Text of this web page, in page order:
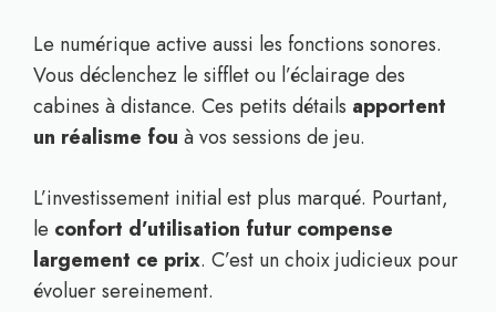
Le numérique active aussi les fonctions sonores.
Vous déclenchez le sifflet ou l’éclairage des
cabines à distance. Ces petits détails apportent
un réalisme fou à vos sessions de jeu.
L’investissement initial est plus marqué. Pourtant,
le confort d’utilisation futur compense
largement ce prix. C’est un choix judicieux pour
évoluer sereinement.